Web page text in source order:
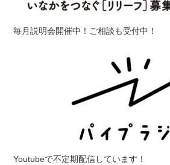
毎月説明会開催中！ご相談も受付中！
Youtubeで不定期配信しています！